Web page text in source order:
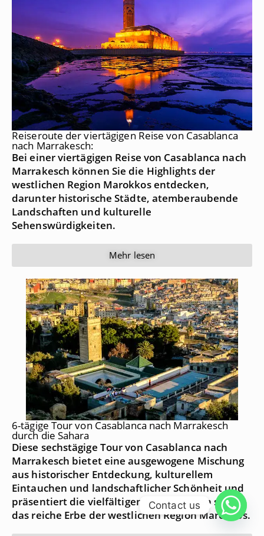
Reiseroute der viertägigen Reise von Casablanca
nach Marrakesch:
Bei einer viertägigen Reise von Casablanca nach
Marrakesch können Sie die Highlights der
westlichen Region Marokkos entdecken,
darunter historische Städte, atemberaubende
Landschaften und kulturelle
Sehenswürdigkeiten.
Mehr lesen
6-tägige Tour von Casablanca nach Marrakesch
durch die Sahara
Diese sechstägige Tour von Casablanca nach
Marrakesch bietet eine ausgewogene Mischung
aus historischer Entdeckung, kulturellem
Eintauchen und landschaftlicher Schönheit und
präsentiert die vielfältigen Landschaften sowie
das reiche Erbe der westlichen Region Marokkos.
Contact us